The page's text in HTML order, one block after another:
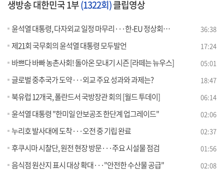
생방송 대한민국 1부(1322회)클립영상
윤석열 대통령, 다자외교 일정 마무리···한-EU 정상회담 주요 성과는? 36:38
제21회 국무회의 윤석열 대통령 모두발언 17:24
바쁘다 바빠 농촌사회! 돌아온 모내기 시즌 [라떼는 뉴우스] 05:01
글로벌 중추국가 도약···외교 주요 성과와 과제는? 18:47
북유럽 12개국, 폴란드서 국방장관 회의 [월드 투데이] 06:14
윤석열 대통령 "한미일 안보공조 한단계 업그레이드" 02:06
누리호 발사대에 도착···오전 중 기립 완료 02:37
후쿠시마 시찰단, 원전 현장 방문···주요 시설물 점검 01:56
음식점 원산지 표시 대상 확대···"안전한 수산물 공급" 02:08